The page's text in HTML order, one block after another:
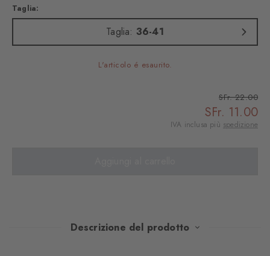
Taglia:
Taglia: 36-41
L'articolo é esaurito.
SFr. 22.00
SFr. 11.00
IVA inclusa più spedizione
Descrizione del prodotto